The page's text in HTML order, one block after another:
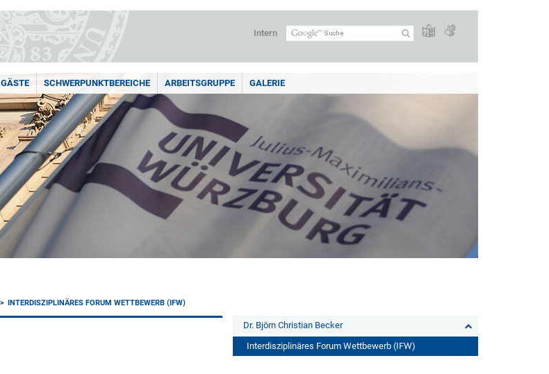
Intern
GÄSTE SCHWERPUNKTBEREICHE ARBEITSGRUPPE GALERIE
INTERDISZIPLINÄRES FORUM WETTBEWERB (IFW)
Dr. Björn Christian Becker
Interdisziplinäres Forum Wettbewerb (IFW)